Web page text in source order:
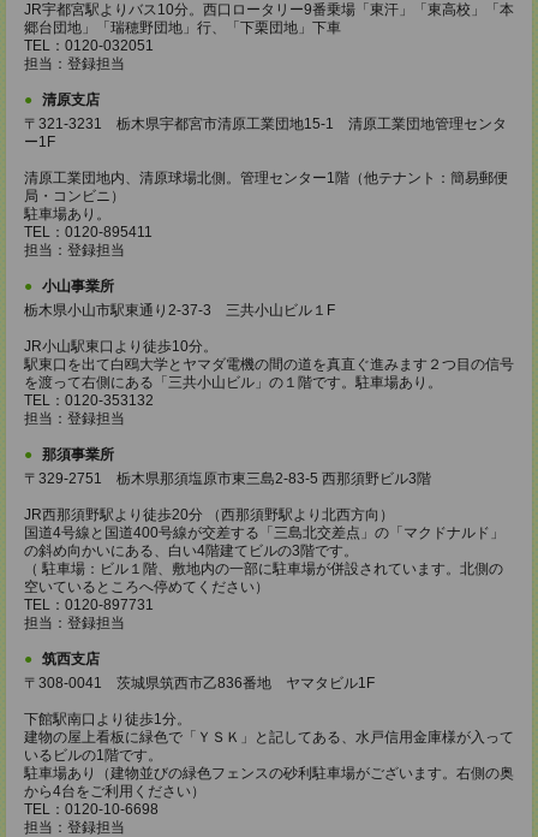
JR宇都宮駅よりバス10分。西口ロータリー9番乗場「東汗」「東高校」「本
郷台団地」「瑞穂野団地」行、「下栗団地」下車
TEL：0120-032051
担当：登録担当
清原支店
〒321-3231 栃木県宇都宮市清原工業団地15-1 清原工業団地管理センタ
ー1F
清原工業団地内、清原球場北側。管理センター1階（他テナント：簡易郵便
局・コンビニ）
駐車場あり。
TEL：0120-895411
担当：登録担当
小山事業所
栃木県小山市駅東通り2-37-3 三共小山ビル１F
JR小山駅東口より徒歩10分。
駅東口を出て白鴎大学とヤマダ電機の間の道を真直ぐ進みます２つ目の信号
を渡って右側にある「三共小山ビル」の１階です。駐車場あり。
TEL：0120-353132
担当：登録担当
那須事業所
〒329-2751 栃木県那須塩原市東三島2-83-5 西那須野ビル3階
JR西那須野駅より徒歩20分 （西那須野駅より北西方向）
国道4号線と国道400号線が交差する「三島北交差点」の「マクドナルド」
の斜め向かいにある、白い4階建てビルの3階です。
（ 駐車場：ビル１階、敷地内の一部に駐車場が併設されています。北側の
空いているところへ停めてください）
TEL：0120-897731
担当：登録担当
筑西支店
〒308-0041 茨城県筑西市乙836番地 ヤマタビル1F
下館駅南口より徒歩1分。
建物の屋上看板に緑色で「ＹＳＫ」と記してある、水戸信用金庫様が入って
いるビルの1階です。
駐車場あり（建物並びの緑色フェンスの砂利駐車場がございます。右側の奥
から4台をご利用ください）
TEL：0120-10-6698
担当：登録担当